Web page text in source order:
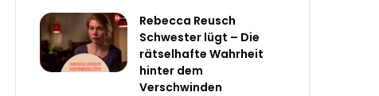
Rebecca Reusch
Schwester lügt – Die
rätselhafte Wahrheit
hinter dem
Verschwinden